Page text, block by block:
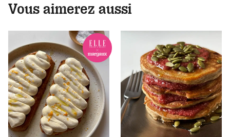
Vous aimerez aussi